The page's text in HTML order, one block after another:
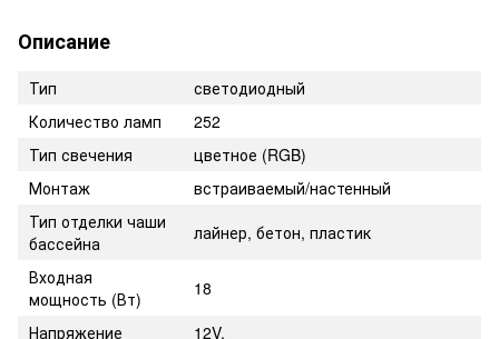
Описание
Тип
светодиодный
Количество ламп
252
Тип свечения
цветное (RGB)
Монтаж
встраиваемый/настенный
Тип отделки чаши
бассейна
лайнер, бетон, пластик
Входная
мощность (Вт)
18
Напряжение
12V,